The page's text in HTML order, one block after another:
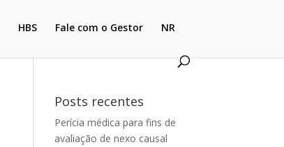
HBS Fale com o Gestor NR
Posts recentes
Perícia médica para fins de
avaliação de nexo causal